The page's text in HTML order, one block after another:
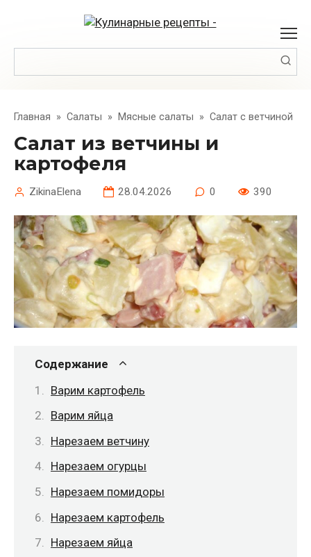
Главная » Салаты » Мясные салаты » Салат с ветчиной
Салат из ветчины и
картофеля
ZikinaElena 28.04.2026 0 390
Содержание
Варим картофель
Варим яйца
Нарезаем ветчину
Нарезаем огурцы
Нарезаем помидоры
Нарезаем картофель
Нарезаем яйца